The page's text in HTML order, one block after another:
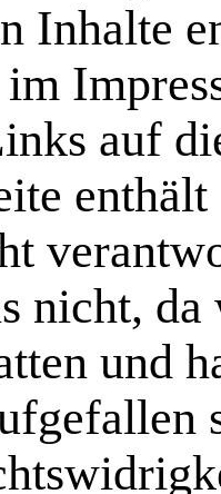
Inhalte
auf
nicht,
und